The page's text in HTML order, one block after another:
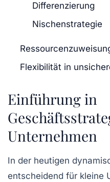
Differenzierung
Nischenstrategie
Flexibilität in
Einführung in
Unternehmen
In der heutigen
entscheidend für kleine